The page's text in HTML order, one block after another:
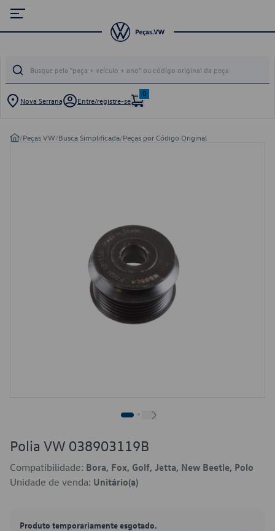
Nova Serrana Entre/registre-se
0
/Peças VW/Busca Simplificada/Peças por Código Original
Polia VW 038903119B
Compatibilidade: Bora, Fox, Golf, Jetta, New Beetle, Polo
Unidade de venda: Unitário(a)
Produto temporariamente esgotado.